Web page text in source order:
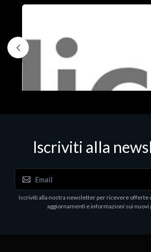
Software - Office Productivity
MS OFFICE H&S 2021 ESD
Iscriviti alla
Iscriviti alla nostra newsletter per ricevere offerte
aggiornamenti e informazioni sui nuovi